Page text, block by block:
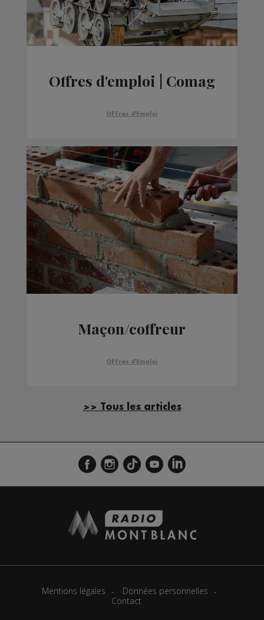
Offres d'emploi | Comag
Offres d'Emploi
Maçon/coffreur
Offres d'Emploi
>> Tous les articles
Mentions légales
Données personnelles
Contact